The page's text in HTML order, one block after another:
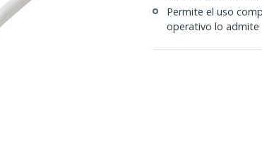
Permite el uso
operativo lo admite